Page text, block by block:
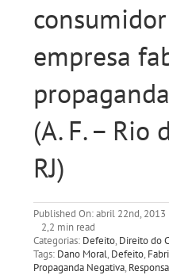
empresa
(A. F. – Rio
RJ)
Published On: abril 22nd, 2013
2,2 min read
Categorias: Defeito, Direito do
Tags: Dano Moral, Defeito,
Propaganda Negativa,